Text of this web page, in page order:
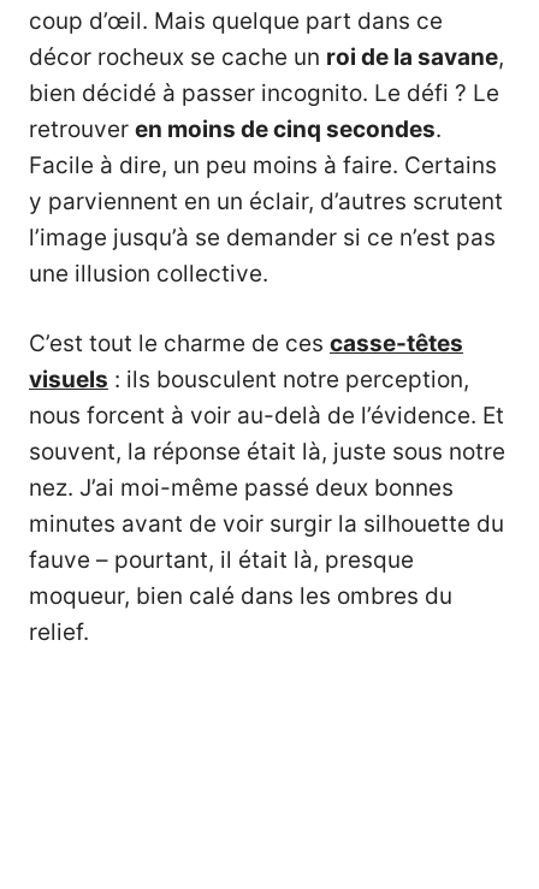
coup d’œil. Mais quelque part dans ce
décor rocheux se cache un roi de la savane,
bien décidé à passer incognito. Le défi ? Le
retrouver en moins de cinq secondes.
Facile à dire, un peu moins à faire. Certains
y parviennent en un éclair, d’autres scrutent
l’image jusqu’à se demander si ce n’est pas
une illusion collective.
C’est tout le charme de ces casse-têtes
visuels : ils bousculent notre perception,
nous forcent à voir au-delà de l’évidence. Et
souvent, la réponse était là, juste sous notre
nez. J’ai moi-même passé deux bonnes
minutes avant de voir surgir la silhouette du
fauve – pourtant, il était là, presque
moqueur, bien calé dans les ombres du
relief.